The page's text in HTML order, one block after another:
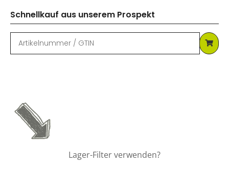
Schnellkauf aus unserem Prospekt
Lager-Filter verwenden?